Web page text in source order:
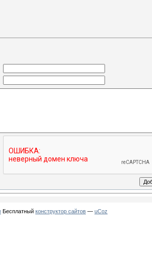
Бесплатный конструктор сайтов — uCoz